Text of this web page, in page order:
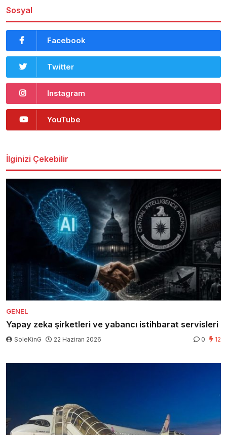
Sosyal
Facebook
Twitter
Instagram
YouTube
İlginizi Çekebilir
GENEL
Yapay zeka şirketleri ve yabancı istihbarat servisleri
SoleKinG 22 Haziran 2026 0 12